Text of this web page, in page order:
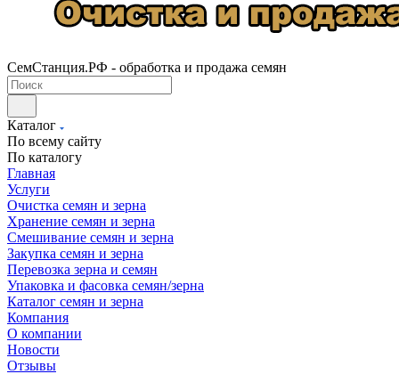
СемСтанция.РФ - обработка и продажа семян
Каталог
По всему сайту
По каталогу
Главная
Услуги
Очистка семян и зерна
Хранение семян и зерна
Смешивание семян и зерна
Закупка семян и зерна
Перевозка зерна и семян
Упаковка и фасовка семян/зерна
Каталог семян и зерна
Компания
О компании
Новости
Отзывы